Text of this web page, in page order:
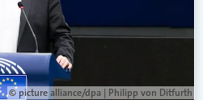
© picture alliance/dpa | Philipp von Ditfurth